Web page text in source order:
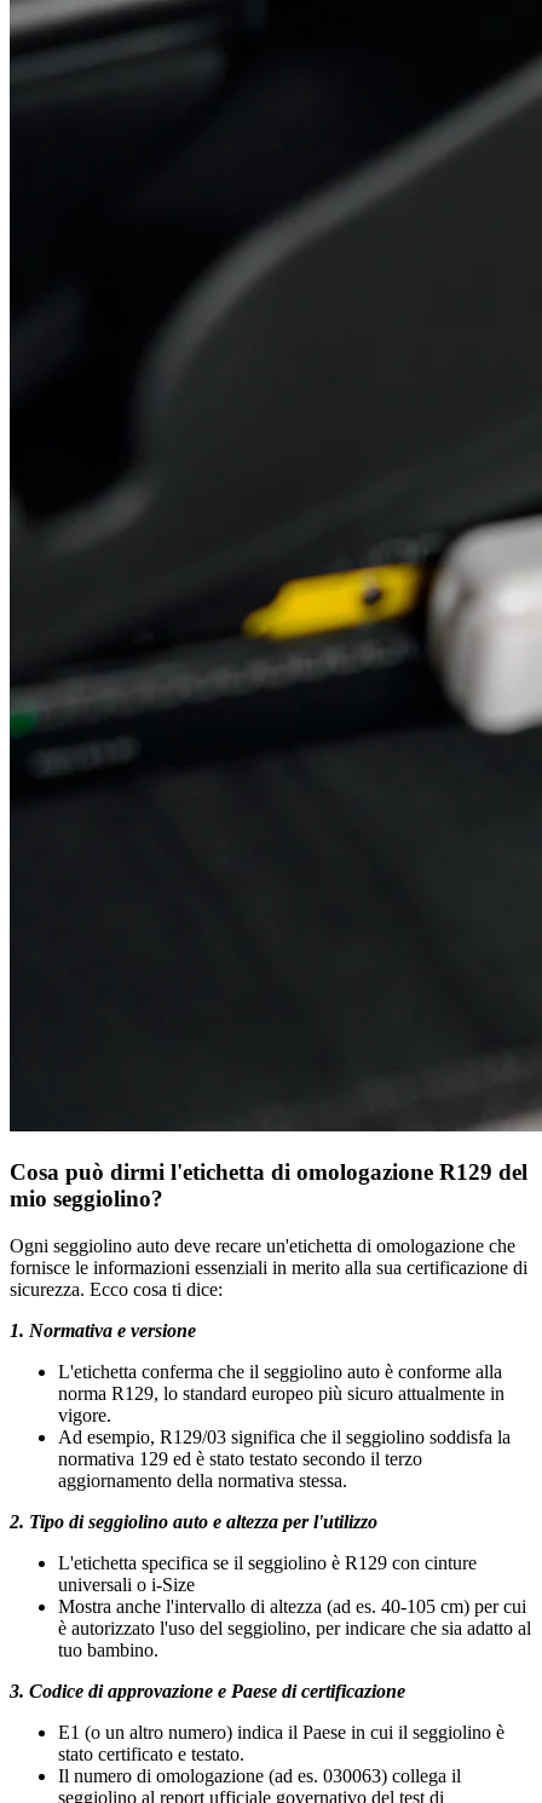
Cosa può dirmi l'etichetta di omologazione R129 del
mio seggiolino?
Ogni seggiolino auto deve recare un'etichetta di omologazione che
fornisce le informazioni essenziali in merito alla sua certificazione di
sicurezza. Ecco cosa ti dice:
1. Normativa e versione
L'etichetta conferma che il seggiolino auto è conforme alla
norma R129, lo standard europeo più sicuro attualmente in
vigore.
Ad esempio, R129/03 significa che il seggiolino soddisfa la
normativa 129 ed è stato testato secondo il terzo
aggiornamento della normativa stessa.
2. Tipo di seggiolino auto e altezza per l'utilizzo
L'etichetta specifica se il seggiolino è R129 con cinture
universali o i-Size
Mostra anche l'intervallo di altezza (ad es. 40-105 cm) per cui
è autorizzato l'uso del seggiolino, per indicare che sia adatto al
tuo bambino.
3. Codice di approvazione e Paese di certificazione
E1 (o un altro numero) indica il Paese in cui il seggiolino è
stato certificato e testato.
Il numero di omologazione (ad es. 030063) collega il
seggiolino al report ufficiale governativo del test di